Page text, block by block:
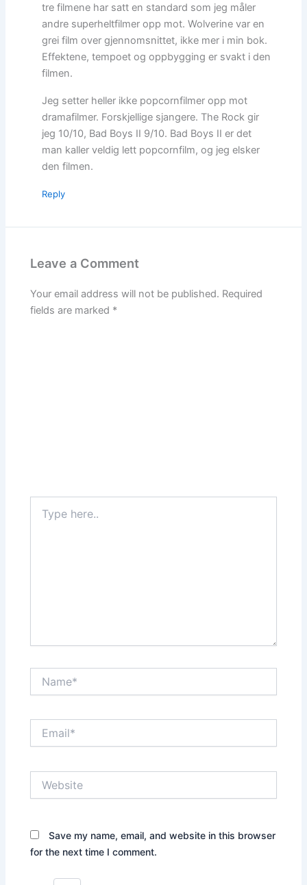
tre filmene har satt en standard som jeg måler
andre superheltfilmer opp mot. Wolverine var en
grei film over gjennomsnittet, ikke mer i min bok.
Effektene, tempoet og oppbygging er svakt i den
filmen.
Jeg setter heller ikke popcornfilmer opp mot
dramafilmer. Forskjellige sjangere. The Rock gir
jeg 10/10, Bad Boys II 9/10. Bad Boys II er det
man kaller veldig lett popcornfilm, og jeg elsker
den filmen.
Reply
Leave a Comment
Your email address will not be published. Required
fields are marked *
here..
Save my name, email, and website in this browser
for the next time I comment.